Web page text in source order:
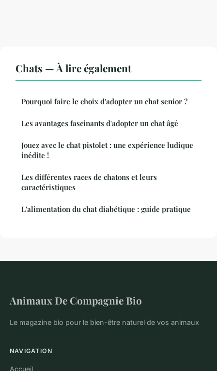
Chats — À lire également
Pourquoi faire le choix d'adopter un chat senior ?
Les avantages fascinants d'adopter un chat âgé
Jouez avec le chat pistolet : une expérience ludique
inédite !
Les différentes races de chatons et leurs
caractéristiques
L'alimentation du chat diabétique : guide pratique
Animaux De Compagnie Bio
Le magazine bio pour le bien-être naturel de vos animaux
NAVIGATION
Accueil